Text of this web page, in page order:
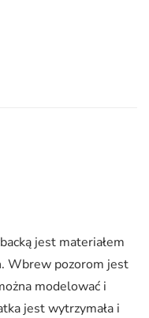
jest materiałem
Wbrew pozorom jest
modelować i
jest wytrzymała i